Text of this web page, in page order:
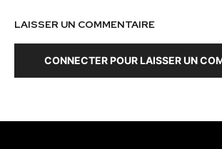
LAISSER UN COMMENTAIRE
CONNECTER POUR LAISSER UN